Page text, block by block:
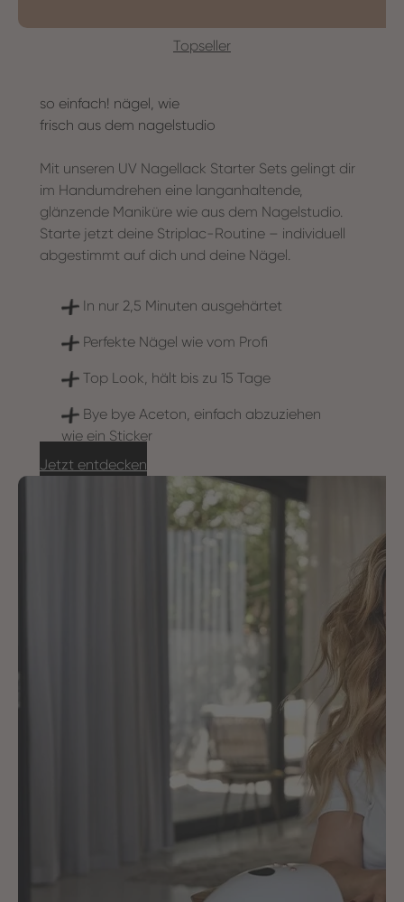
Topseller
so einfach! nägel, wie
frisch aus dem nagelstudio
Mit unseren UV Nagellack Starter Sets gelingt dir
im Handumdrehen eine langanhaltende,
glänzende Maniküre wie aus dem Nagelstudio.
Starte jetzt deine Striplac-Routine – individuell
abgestimmt auf dich und deine Nägel.
In nur 2,5 Minuten ausgehärtet
Perfekte Nägel wie vom Profi
Top Look, hält bis zu 15 Tage
Bye bye Aceton, einfach abzuziehen
wie ein Sticker
Jetzt entdecken